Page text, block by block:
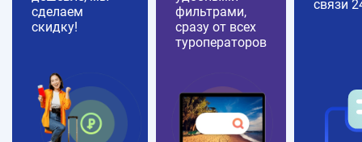
сделаем
скидку!
фильтрами,
сразу от всех
туроператоров
связи